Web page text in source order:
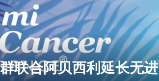
联合阿贝西利延长无进